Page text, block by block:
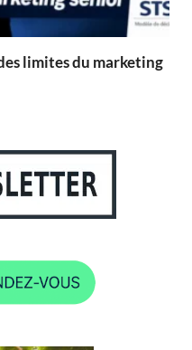
limites du marketing